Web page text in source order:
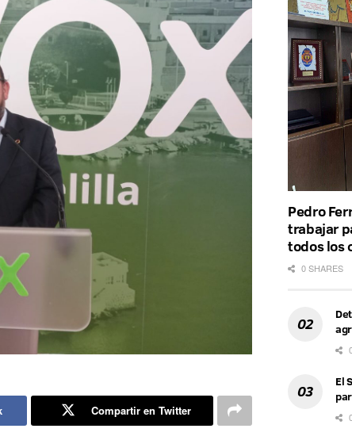
Compartir en Twitter
Pedro
trabajar
todos los
0 SHARES
El